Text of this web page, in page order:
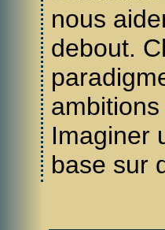
nous
debout.
Imaginer
base sur